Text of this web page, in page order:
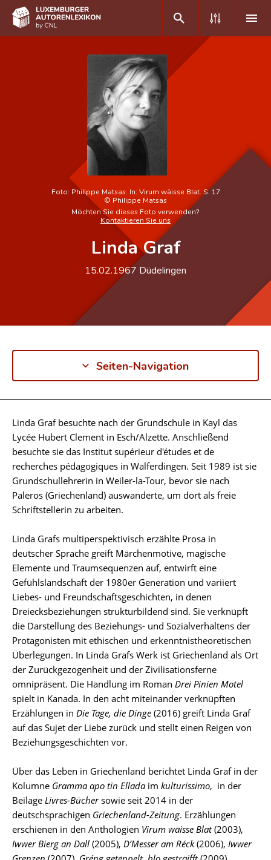
Autor(inn)en A-Z
Erweiterte Suche
Häufige Fragen und Antworten
Foto: Philippe Matsas. In: Virum wäisse Blat. S. 17
© Philippe Matsas
Möchten Sie dieses Foto verwenden?
Kontaktieren Sie uns
Linda Graf
15.02.1967 Düdelingen
Seiten-Navigation
Biographie
Linda Graf besuchte nach der Grundschule in Kayl das
Lycée Hubert Clement in Esch/Alzette. Anschließend
besuchte sie das Institut supérieur d'études et de
recherches pédagogiques in Walferdingen. Seit 1989 ist sie
Grundschullehrerin in Weiler-la-Tour, bevor sie nach
Paleros (Griechenland) auswanderte, um dort als freie
Schriftstellerin zu arbeiten.
Linda Grafs multiperspektivisch erzählte Prosa in
deutscher Sprache greift Märchenmotive, magische
Elemente und Traumsequenzen auf, entwirft eine
Gefühlslandschaft der 1980er Generation und variiert
Liebes- und Freundschaftsgeschichten, in denen
Dreiecksbeziehungen strukturbildend sind. Sie verknüpft
die Darstellung des Beziehungs- und Sozialverhaltens der
Protagonisten mit ethischen und erkenntnistheoretischen
Überlegungen. In Linda Grafs Werk ist Griechenland als Ort
der Zurückgezogenheit und der Zivilisationsferne
omnipräsent. Die Handlung im Roman Drei Pinien Motel
spielt in Kanada. In den acht miteinander verknüpften
Erzählungen in Die Tage, die Dinge (2016) greift Linda Graf
auf das Sujet der Liebe zurück und stellt einen Reigen von
Beziehungsgeschichten vor.
Über das Leben in Griechenland berichtet Linda Graf in der
Kolumne Gramma apo tin Elladaim kulturissimo, in der
Beilage Livres-Büchersowie seit 2014 in der
deutschsprachigen Griechenland-Zeitung. Erzählungen
erschienen in den Anthologien Virum wäisse Blat(2003),
Iwwer Bierg an Dall (2005), D’Messer am Réck(2006), Iwwer